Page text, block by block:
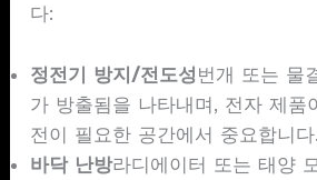
다:
정전기 방지/전도성 번개 또는 물
가 방출됨을 나타내며, 전자 제품
전이 필요한 공간에서 중요합니다.
바닥 난방라디에이터 또는 태양